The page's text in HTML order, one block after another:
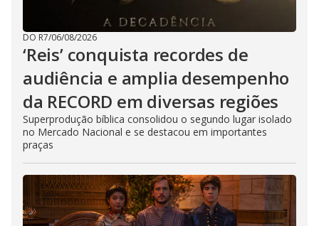
DO R7/06/08/2026
‘Reis’ conquista recordes de
audiência e amplia desempenho
da RECORD em diversas regiões
Superprodução bíblica consolidou o segundo lugar isolado
no Mercado Nacional e se destacou em importantes
praças